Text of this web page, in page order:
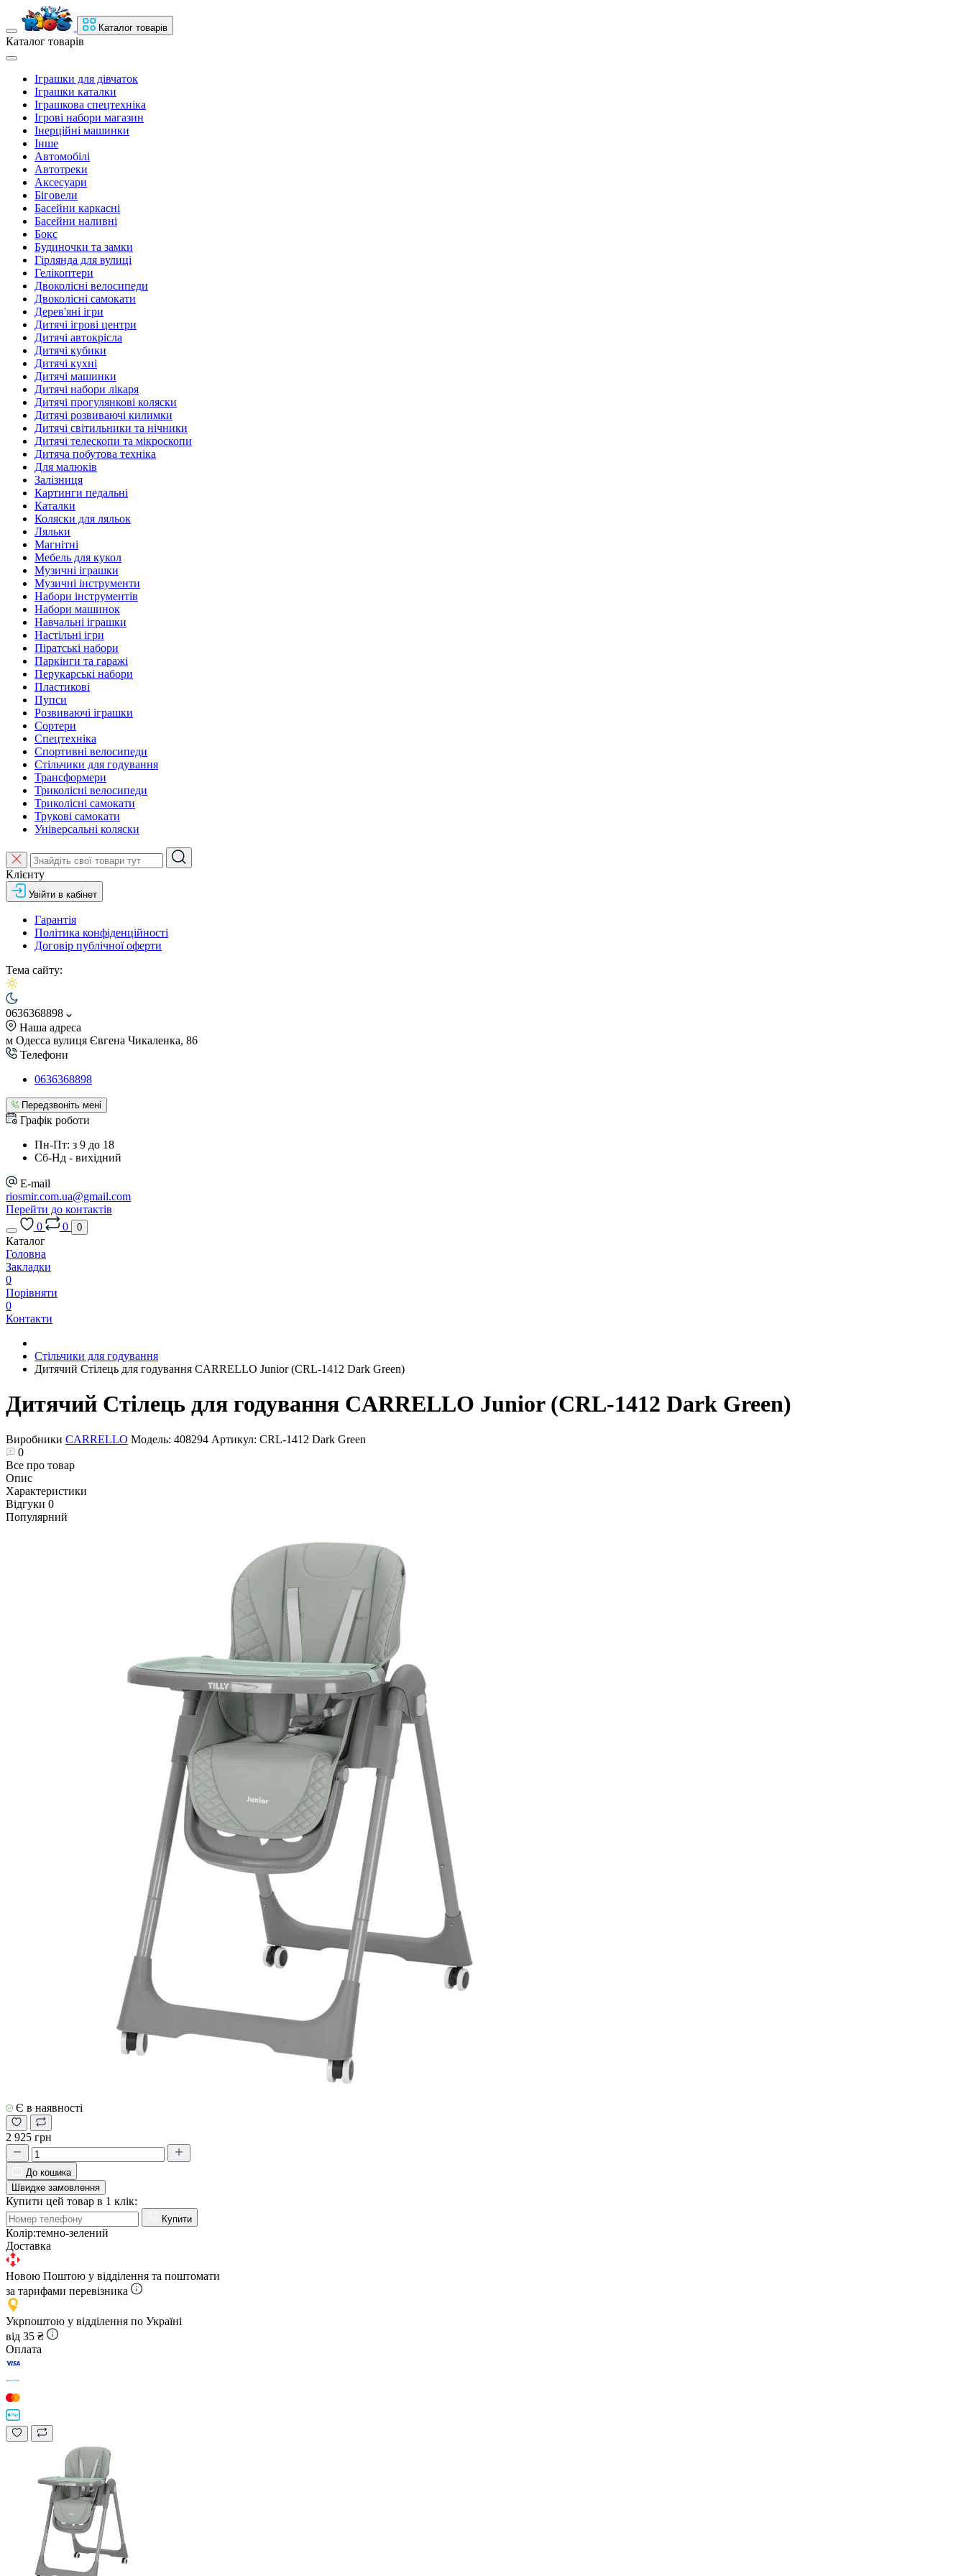
Каталог товарів
Каталог товарів
Іграшки для дівчаток
Іграшки каталки
Іграшкова спецтехніка
Ігрові набори магазин
Інерційні машинки
Інше
Автомобілі
Автотреки
Аксесуари
Біговели
Басейни каркасні
Басейни наливні
Бокс
Будиночки та замки
Гірлянда для вулиці
Гелікоптери
Двоколісні велосипеди
Двоколісні самокати
Дерев'яні ігри
Дитячі ігрові центри
Дитячі автокрісла
Дитячі кубики
Дитячі кухні
Дитячі машинки
Дитячі набори лікаря
Дитячі прогулянкові коляски
Дитячі розвиваючі килимки
Дитячі світильники та нічники
Дитячі телескопи та мікроскопи
Дитяча побутова техніка
Для малюків
Залізниця
Картинги педальні
Каталки
Коляски для ляльок
Ляльки
Магнітні
Мебель для кукол
Музичні іграшки
Музичні інструменти
Набори інструментів
Набори машинок
Навчальні іграшки
Настільні ігри
Піратські набори
Паркінги та гаражі
Перукарські набори
Пластикові
Пупси
Розвиваючі іграшки
Сортери
Спецтехніка
Спортивні велосипеди
Стільчики для годування
Трансформери
Триколісні велосипеди
Триколісні самокати
Трукові самокати
Універсальні коляски
Клієнту
Увійти в кабінет
Гарантія
Політика конфіденційності
Договір публічної оферти
Тема сайту:
0636368898
Наша адреса
м Одесса вулиця Євгена Чикаленка, 86
Телефони
0636368898
Передзвоніть мені
Графік роботи
Пн-Пт: з 9 до 18
Сб-Нд - вихідний
E-mail
riosmir.com.ua@gmail.com
Перейти до контактів
0
0 0
Каталог
Головна
Закладки
0
Порівняти
0
Контакти
Стільчики для годування
Дитячий Стілець для годування CARRELLO Junior (CRL-1412 Dark Green)
Дитячий Стілець для годування CARRELLO Junior (CRL-1412 Dark Green)
Виробники CARRELLO Модель: 408294 Артикул: CRL-1412 Dark Green
0
Все про товар
Опис
Характеристики
Відгуки 0
Популярний
Є в наявності
2 925 грн
До кошика
Швидке замовлення
Купити цей товар в 1 клік:
Купити
Колір:темно-зелений
Доставка
Новою Поштою у відділення та поштомати
за тарифами перевізника
Укрпоштою у відділення по Україні
від 35 ₴
Оплата